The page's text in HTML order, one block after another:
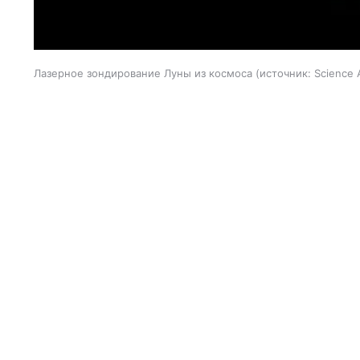
Лазерное зондирование Луны из космоса источник: Science